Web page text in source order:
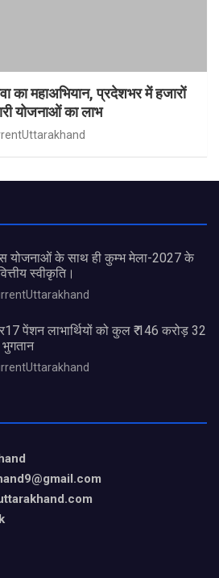
का महाअभियान, प्रदेशभर में हजारों
योजनाओं का लाभ
योजनाओं के साथ ही कुम्भ मेला-2027 के
स्वीकृति।
पेंशन लाभार्थियों को कुल ₹ 146 करोड़ 32
@gmail.com